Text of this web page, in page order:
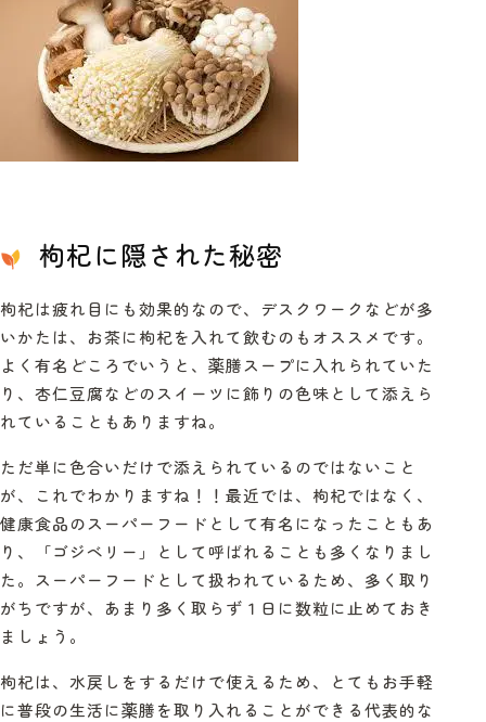
枸杞に隠された秘密
枸杞は疲れ目にも効果的なので、デスクワークなどが多
いかたは、お茶に枸杞を入れて飲むのもオススメです。
よく有名どころでいうと、薬膳スープに入れられていた
り、杏仁豆腐などのスイーツに飾りの色味として添えら
れていることもありますね。
ただ単に色合いだけで添えられているのではないこと
が、これでわかりますね！！最近では、枸杞ではなく、
健康食品のスーパーフードとして有名になったこともあ
り、「ゴジベリー」として呼ばれることも多くなりまし
た。スーパーフードとして扱われているため、多く取り
がちですが、あまり多く取らず１日に数粒に止めておき
ましょう。
枸杞は、水戻しをするだけで使えるため、とてもお手軽
に普段の生活に薬膳を取り入れることができる代表的な